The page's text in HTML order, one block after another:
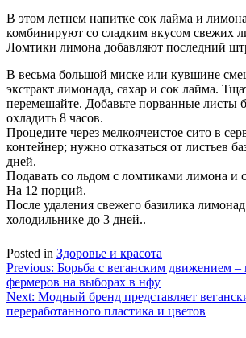
В этом летнем напитке сок лайма и
комбинируют со сладким вкусом свежих
Ломтики лимона добавляют последний
В весьма большой миске или кувшине
экстракт лимонада, сахар и сок лайма.
перемешайте. Добавьте порванные листы
охладить 8 часов.
Процедите через мелкоячеистое сито в
контейнер; нужно отказаться от листьев
дней.
Подавать со льдом с ломтиками лимона и
На 12 порций.
После удаления свежего базилика
холодильнике до 3 дней..
Posted in Здоровье и красота
Навигация
по
записям
Previous: Борьба с веганским движением –
фермеров на выборах в нфу
Next: Модный бренд представляет
переработанного пластика и цветов